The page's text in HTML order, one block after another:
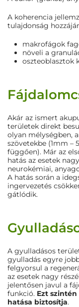
A koherencia
tulajdonság
makrofágok
növeli a
oszteoblasztok
Akár az ismert
területek direkt
olyan mélységben,
szövetekbe (1mm –
függően). Már az
hatás az esetek
neurokémiai,
A hatás során a
ingervezetés
gátlódik.
A gyulladásos
gyulladás egyre
felgyorsul a
az esetek nagy
jelentősen javul a
funkció. Ezt
hatása biztosítja.